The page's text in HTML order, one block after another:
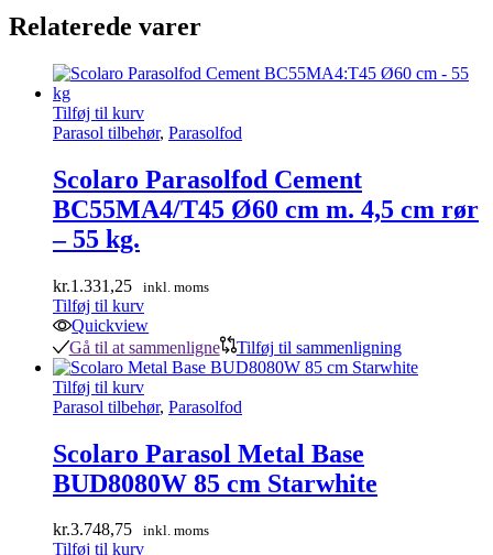
Relaterede varer
Tilføj til kurv
Parasol tilbehør, Parasolfod
Scolaro Parasolfod Cement
BC55MA4/T45 Ø60 cm m. 4,5 cm rør
– 55 kg.
kr.1.331,25 inkl. moms
Tilføj til kurv
Quickview
Gå til at sammenligne
Tilføj til sammenligning
Tilføj til kurv
Parasol tilbehør, Parasolfod
Scolaro Parasol Metal Base
BUD8080W 85 cm Starwhite
kr.3.748,75 inkl. moms
Tilføj til kurv